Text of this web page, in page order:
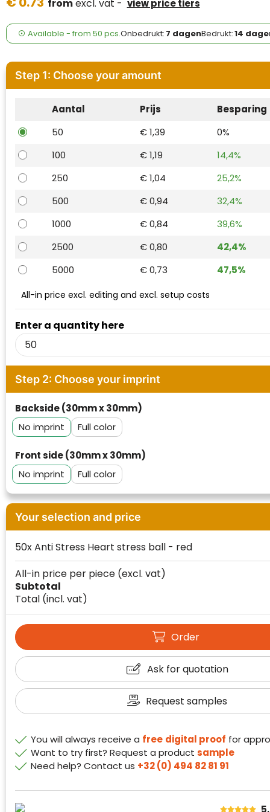
Fresh 'n Rebel
GolfOriginals
James Harvest
Kingcap
MyKit
Ocean Bottle
Parker
fromexcl. vat - view price tiers
Available - from 50 pcs.Onbedrukt: 7 dagenBedrukt:14
Step 1: Choose your amount
Aantal Prijs
Besparing
50
€ 1,39
0%
100
€ 1,19
14,4%
250
€ 1,04
25,2%
500
€ 0,94
32,4%
1000
€ 0,84
39,6%
2500
€ 0,80
42,4%
5000
€ 0,73 47,5%
Enter a quantity here
All-in price excl. editing and excl. setup costs
Step 2: Choose your imprint
Backside (30mm x 30mm)
No imprint
Full color
Front side (30mm x 30mm)
No imprint
Full color
Your selection and price
50x Anti Stress Heart stress ball - red
Subtotal
Total (incl. vat)
All-in price per piece (excl. vat)
Order
Ask for quotation
Request samples
You will always receive a free digital proof for
Want to try first? Request a product sample
Need help? Contact us +32 (0) 494 82 81 91
website in het algemeen aan de behoeften
Trustindex werkt samen met 137
beoordelingsplatforms om
websitebezoekers toegang te geven tot
echte, geverifieerde beoordelingen op één
plaats.
richtlijnen van Trustindex en waarvan
bewezen is dat ze spamvrij zijn worden door
de verschillende platforms geaccepteerd en
Trustindex meet voortdurend de
klanttevredenheid op basis van
beoordelingen. Minder dan 1% van de
probleem.
Trustindex heeft de contactgegevens van de
onafhankelijk geverifieerd.